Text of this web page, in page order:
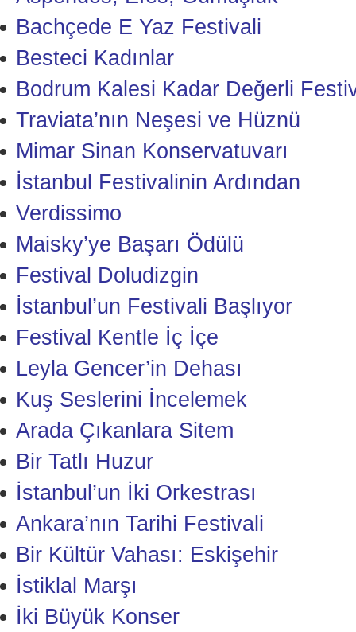
Bachçede E Yaz Festivali
Besteci Kadınlar
Bodrum Kalesi Kadar Değerli
Traviata’nın Neşesi ve Hüznü
Mimar Sinan Konservatuvarı
İstanbul Festivalinin Ardından
Verdissimo
Maisky’ye Başarı Ödülü
Festival Doludizgin
İstanbul’un Festivali Başlıyor
Festival Kentle İç İçe
Leyla Gencer’in Dehası
Kuş Seslerini İncelemek
Arada Çıkanlara Sitem
Bir Tatlı Huzur
İstanbul’un İki Orkestrası
Ankara’nın Tarihi Festivali
Bir Kültür Vahası: Eskişehir
İstiklal Marşı
İki Büyük Konser